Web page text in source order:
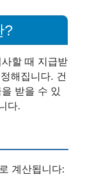
?
할 때 지급받
해집니다. 건
받을 수 있
다.
계산됩니다: